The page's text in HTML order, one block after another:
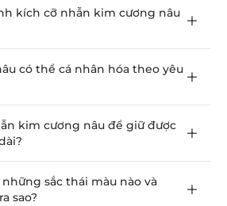
kích cỡ nhẫn kim cương nâu
có thể cá nhân hóa theo yêu
kim cương nâu để giữ được
sắc thái màu nào và
sao?